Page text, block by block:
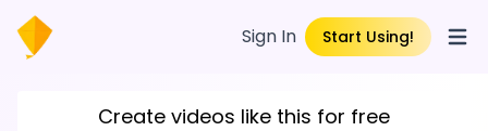
Sign In Start Using!
Create videos like this for free